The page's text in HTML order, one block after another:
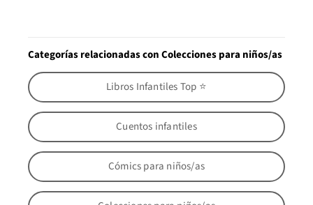
Categorías relacionadas con Colecciones para niños/as
Libros Infantiles Top ⭐
Cuentos infantiles
Cómics para niños/as